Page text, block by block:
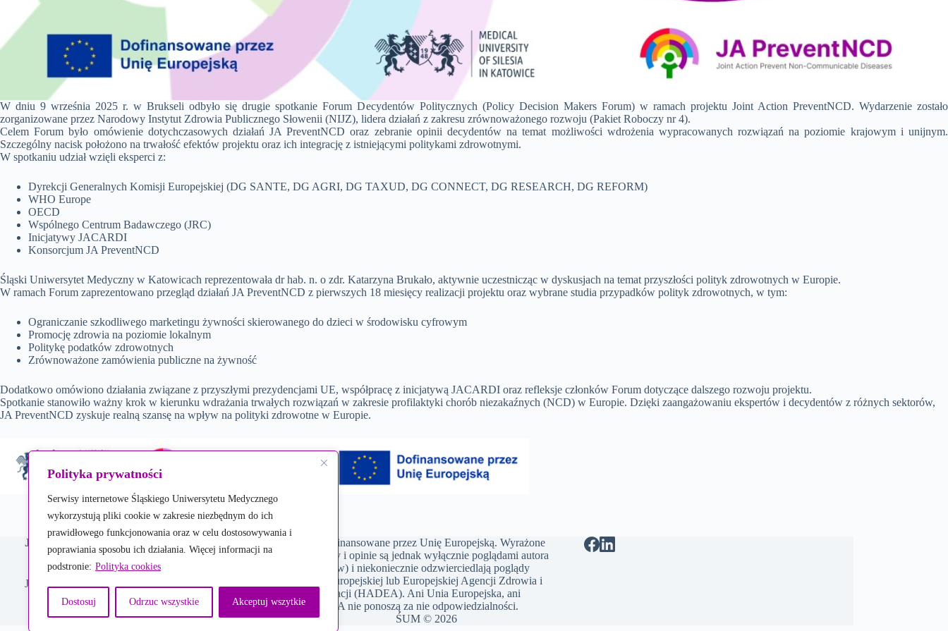
Polityka prywatności
Serwisy internetowe Śląskiego Uniwersytetu Medycznego
wykorzystują pliki cookie w zakresie niezbędnym do ich
prawidłowego funkcjonowania oraz w celu dostosowywania i
poprawiania sposobu ich działania. Więcej informacji na
podstronie: Polityka cookies
Dostosuj Odrzuc wszystkie Akceptuj wszytkie
W dniu 9 września 2025 r. w Brukseli odbyło się drugie spotkanie Forum Decydentów Politycznych (Policy Decision Makers Forum) w ramach projektu Joint Action PreventNCD. Wydarzenie zostało
zorganizowane przez Narodowy Instytut Zdrowia Publicznego Słowenii (NIJZ), lidera działań z zakresu zrównoważonego rozwoju (Pakiet Roboczy nr 4).
Celem Forum było omówienie dotychczasowych działań JA PreventNCD oraz zebranie opinii decydentów na temat możliwości wdrożenia wypracowanych rozwiązań na poziomie krajowym i unijnym.
Szczególny nacisk położono na trwałość efektów projektu oraz ich integrację z istniejącymi politykami zdrowotnymi.
W spotkaniu udział wzięli eksperci z:
Dyrekcji Generalnych Komisji Europejskiej (DG SANTE, DG AGRI, DG TAXUD, DG CONNECT, DG RESEARCH, DG REFORM)
WHO Europe
OECD
Wspólnego Centrum Badawczego (JRC)
Inicjatywy JACARDI
Konsorcjum JA PreventNCD
Śląski Uniwersytet Medyczny w Katowicach reprezentowała dr hab. n. o zdr. Katarzyna Brukało, aktywnie uczestnicząc w dyskusjach na temat przyszłości polityk zdrowotnych w Europie.
W ramach Forum zaprezentowano przegląd działań JA PreventNCD z pierwszych 18 miesięcy realizacji projektu oraz wybrane studia przypadków polityk zdrowotnych, w tym:
Ograniczanie szkodliwego marketingu żywności skierowanego do dzieci w środowisku cyfrowym
Promocję zdrowia na poziomie lokalnym
Politykę podatków zdrowotnych
Zrównoważone zamówienia publiczne na żywność
Dodatkowo omówiono działania związane z przyszłymi prezydencjami UE, współpracę z inicjatywą JACARDI oraz refleksje członków Forum dotyczące dalszego rozwoju projektu.
Spotkanie stanowiło ważny krok w kierunku wdrażania trwałych rozwiązań w zakresie profilaktyki chorób niezakaźnych (NCD) w Europie. Dzięki zaangażowaniu ekspertów i decydentów z różnych sektorów,
JA PreventNCD zyskuje realną szansę na wpływ na polityki zdrowotne w Europie.
JA PreventNCD
Joint Action Prevent Non-Communicable Diseases.
Współfinansowane przez Unię Europejską. Wyrażone
poglądy i opinie są jednak wyłącznie poglądami autora
(autorów) i niekoniecznie odzwierciedlają poglądy
Unii Europejskiej lub Europejskiej Agencji Zdrowia i
Cyfryzacji (HADEA). Ani Unia Europejska, ani
HADEA nie ponoszą za nie odpowiedzialności.
ŚUM © 2026